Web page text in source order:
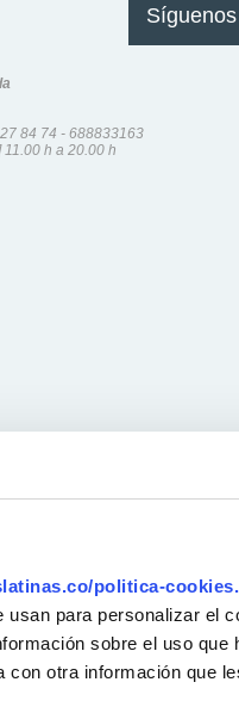
politica-
usan para personalizar el
sobre el uso
con otra información que
84 74 - 688833163
h a 20.00 h